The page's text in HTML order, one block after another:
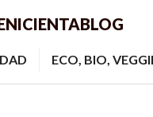
ECO, BIO,